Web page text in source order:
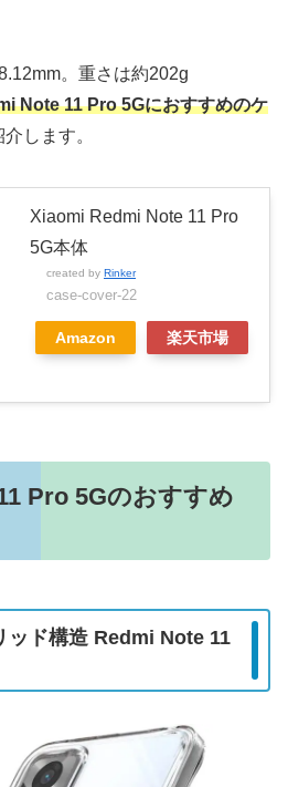
。重さは約202g
Note 11 Pro 5Gにおすすめのケ
介します。
Xiaomi Redmi Note 11 Pro
5G本体
created by Rinker
case-cover-22
Amazon 楽天市場
Pro 5Gのおすすめ
ド構造 Redmi Note 11